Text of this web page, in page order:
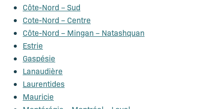
Côte-Nord – Sud
Cote-Nord – Centre
Côte-Nord – Mingan – Natashquan
Estrie
Gaspésie
Lanaudière
Laurentides
Mauricie